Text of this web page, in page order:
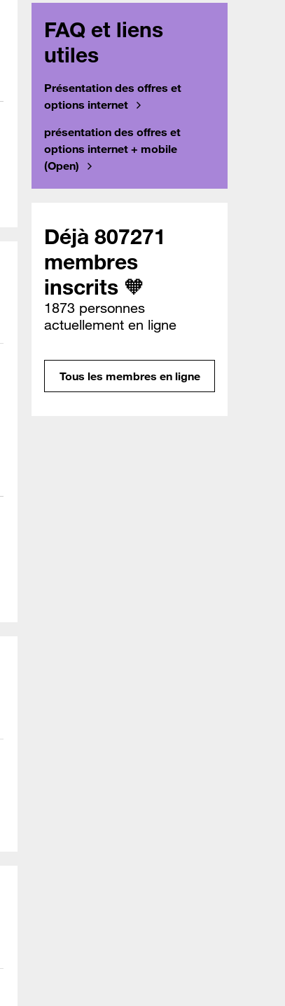
FAQ et liens
utiles
Présentation des offres et
options internet
présentation des offres et
options internet + mobile
(Open)
Déjà 807271
membres
inscrits 🧡
1873 personnes
actuellement en ligne
Tous les membres en ligne